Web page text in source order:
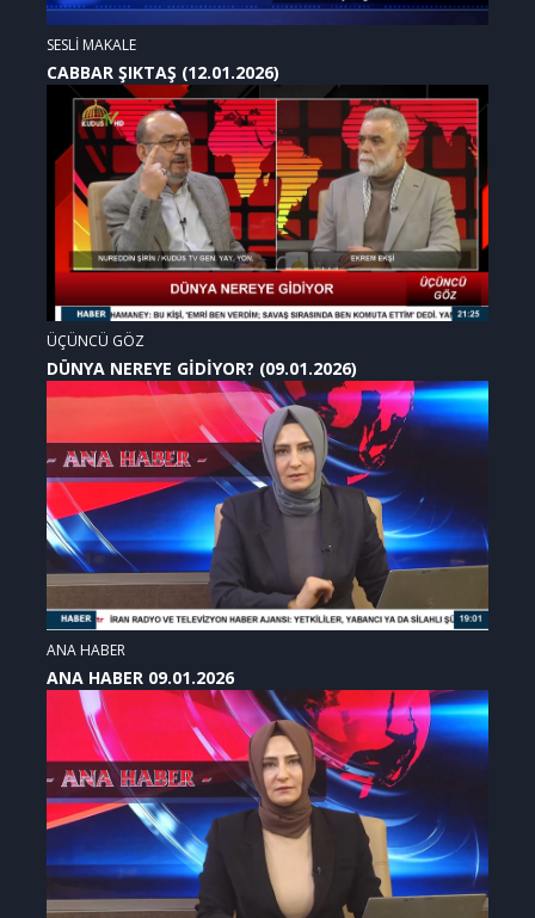
SESLİ MAKALE
CABBAR ŞIKTAŞ (12.01.2026)
ÜÇÜNCÜ GÖZ
DÜNYA NEREYE GİDİYOR? (09.01.2026)
ANA HABER
ANA HABER 09.01.2026